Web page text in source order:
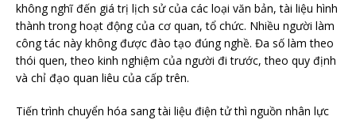
không nghĩ đến giá trị lịch sử của các loại văn bản, tài liệu hình
thành trong hoạt động của cơ quan, tổ chức. Nhiều người làm
công tác này không được đào tạo đúng nghề. Đa số làm theo
thói quen, theo kinh nghiệm của người đi trước, theo quy định
và chỉ đạo quan liêu của cấp trên.
Tiến trình chuyển hóa sang tài liệu điện tử thì nguồn nhân lực